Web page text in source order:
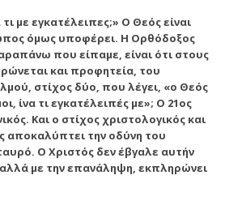
με εγκατέλειπες;» Ο Θεός είναι
όμως υποφέρει. Η Ορθόδοξος
που είπαμε, είναι ότι στους
και προφητεία, του
στίχος δύο, που λέγει, «ο Θεός
ίνα τι εγκατέλειπές με»; Ο 21ος
Και ο στίχος χριστολογικός και
αποκαλύπτει την οδύνη του
Ο Χριστός δεν έβγαλε αυτήν
με την επανάληψη, εκπληρώνει